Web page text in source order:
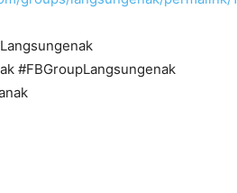
#FBGroupLangsungenak